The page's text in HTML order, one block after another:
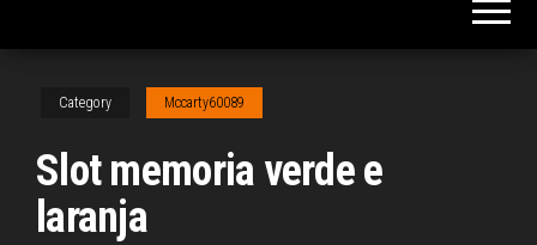
Category Mccarty60089
Slot memoria verde e
laranja